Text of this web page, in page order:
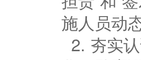
施人员动
2. 夯实